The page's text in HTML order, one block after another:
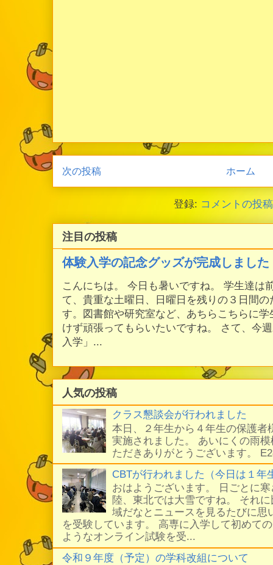
次の投稿 ホーム
登録: コメントの投
注目の投稿
体験入学の記念グッズが完成しました
こんにちは。 今日も暑いですね。 学生達は
て、貴重な土曜日、日曜日を残りの３日間
す。図書館や研究室など、あちらこちらに
けず頑張ってもらいたいですね。 さて、今
入学」...
人気の投稿
クラス懇談会が行われました
本日、２年生から４年生の保護者
実施されました。 あいにくの雨
ただきありがとうございます。
CBTが行われました（今日は１年
おはようございます。 日ごとに
陸、東北では大雪ですね。 それ
域だなとニュースを見るたびに思
を受験しています。 高専に入学して初めて
ようなオンライン試験を受...
令和９年度（予定）の学科改組について